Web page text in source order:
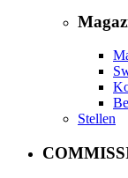
Stellen